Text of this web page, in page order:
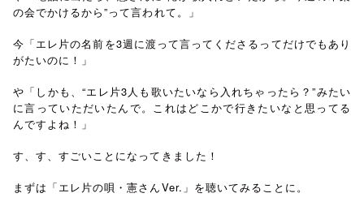
の会でかけるから”って言われて。」
今「エレ片の名前を3週に渡って言ってくださるってだけでもあり
がたいのに！」
や「しかも、“エレ片3人も歌いたいなら入れちゃったら？”みたい
に言っていただいたんで。これはどこかで行きたいなと思ってる
んですよね！」
す、す、すごいことになってきました！
まずは「エレ片の唄・憲さんVer.」を聴いてみることに。